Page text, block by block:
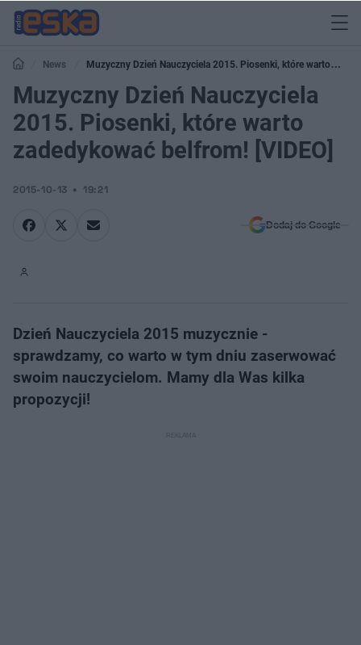
News
Muzyczny Dzień Nauczyciela 2015. Piosenki, które warto
zadedykować belfrom! [VIDEO]
Muzyczny Dzień Nauczyciela
2015. Piosenki, które warto
zadedykować belfrom! [VIDEO]
2015-10-13 19:21
Dodaj do Google
Dzień Nauczyciela 2015 muzycznie -
sprawdzamy, co warto w tym dniu zaserwować
swoim nauczycielom. Mamy dla Was kilka
propozycji!